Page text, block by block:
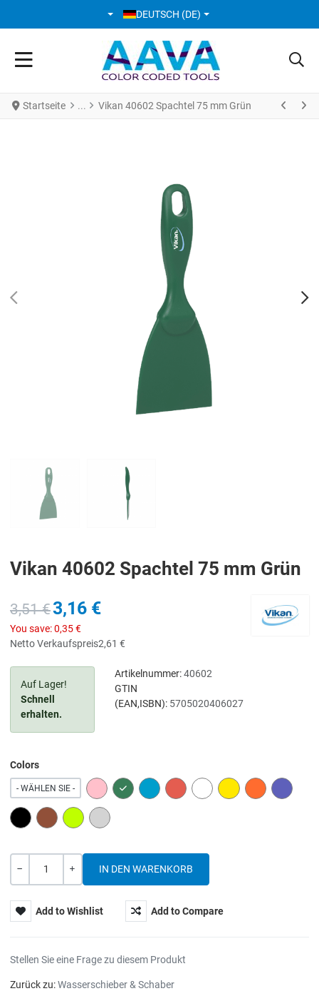
SPRACHE AUSWÄHLEN
DEUTSCH (DE)
Startseite Vikan 40602 Spachtel 75 mm Grün
Vikan 40602 Spachtel 75 mm Grün
3,51 €3,16 €
You save:0,35 €
Netto Verkaufspreis2,61 €
Auf Lager!
Schnell
erhalten.
Artikelnummer:40602
GTIN
(EAN,ISBN): 5705020406027
Colors
- WÄHLEN SIE - PINK GREEN BLUE RED WHITE YELLOW ORANGE PURPLE
BLACK BROWN LIME GREY
Add to Wishlist Add to Compare
Stellen Sie eine Frage zu diesem Produkt
Zurück zu:Wasserschieber & Schaber